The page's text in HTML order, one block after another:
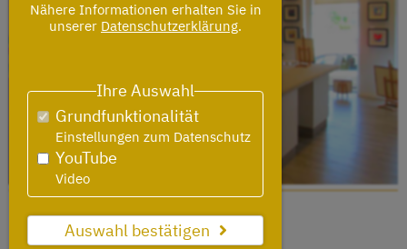
Nähere Informationen erhalten Sie in
unserer Datenschutzerklärung.
Ihre Auswahl
Grundfunktionalität
Einstellungen zum Datenschutz
YouTube
Video
Auswahl bestätigen